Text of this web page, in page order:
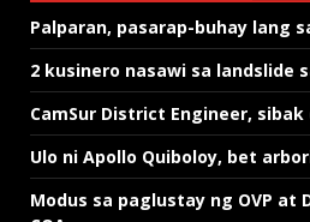
Palparan, pasarap-buhay lang
2 kusinero nasawi sa landslide
CamSur District Engineer,
Ulo ni Apollo Quiboloy, bet
Modus sa paglustay ng OVP at